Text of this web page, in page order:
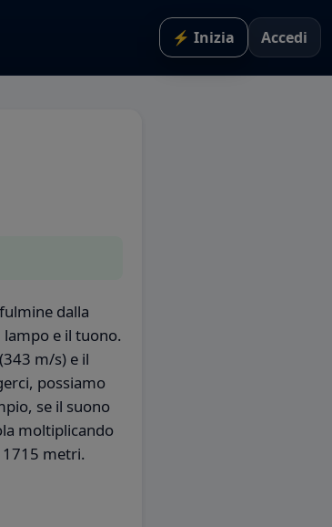
⚡ Inizia Accedi
dalla
e il tuono.
m/s) e il
possiamo
se il suono
moltiplicando
metri.